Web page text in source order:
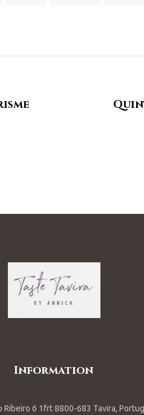
Information
Ribeiro 6 1frt 8800-683 Tavira,